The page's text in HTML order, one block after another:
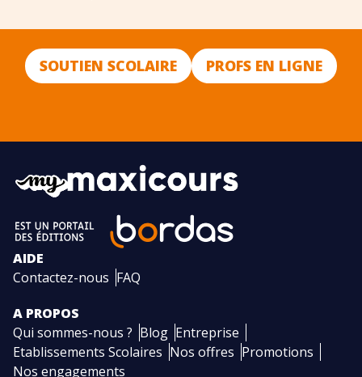
SOUTIEN SCOLAIRE PROFS EN LIGNE
AIDE
Contactez-nous FAQ
A PROPOS
Qui sommes-nous ? Blog Entreprise
Etablissements Scolaires Nos offres Promotions
Nos engagements